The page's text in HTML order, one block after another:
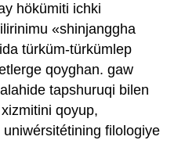
hökümiti ichki
«shinjanggha
türküm-türkümlep
qoyghan. gaw
tapshuruqi bilen
qoyup,
filologiye